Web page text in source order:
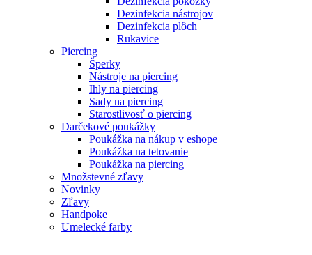
Dezinfekcia nástrojov
Dezinfekcia plôch
Rukavice
Piercing
Šperky
Nástroje na piercing
Ihly na piercing
Sady na piercing
Starostlivosť o piercing
Darčekové poukážky
Poukážka na nákup v eshope
Poukážka na tetovanie
Poukážka na piercing
Množstevné zľavy
Novinky
Zľavy
Handpoke
Umelecké farby